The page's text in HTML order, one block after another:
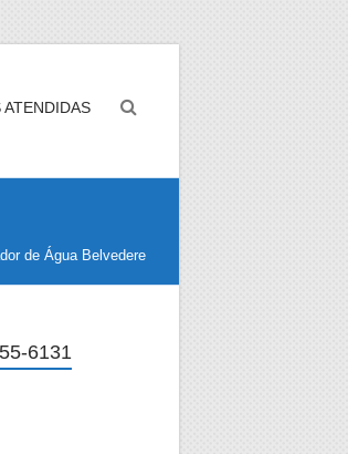
ATENDIDAS
de Água Belvedere
6131